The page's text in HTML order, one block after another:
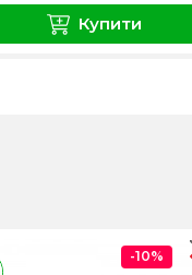
Купити
-10%